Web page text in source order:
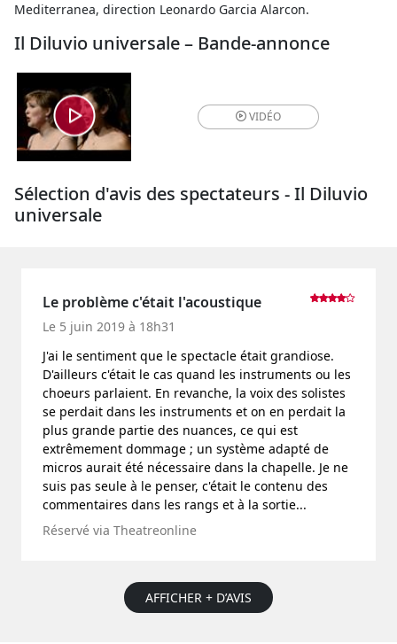
Mediterranea, direction Leonardo Garcia Alarcon.
Il Diluvio universale – Bande-annonce
VIDÉO
Sélection d'avis des spectateurs - Il Diluvio
universale
Le problème c'était l'acoustique
Le 5 juin 2019 à 18h31
J'ai le sentiment que le spectacle était grandiose.
D'ailleurs c'était le cas quand les instruments ou les
choeurs parlaient. En revanche, la voix des solistes
se perdait dans les instruments et on en perdait la
plus grande partie des nuances, ce qui est
extrêmement dommage ; un système adapté de
micros aurait été nécessaire dans la chapelle. Je ne
suis pas seule à le penser, c'était le contenu des
commentaires dans les rangs et à la sortie...
Réservé via Theatreonline
AFFICHER + D’AVIS